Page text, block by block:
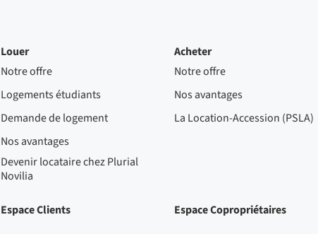
Louer
Notre offre
Logements étudiants
Demande de logement
Nos avantages
Devenir locataire chez Plurial
Novilia
Acheter
Notre offre
Nos avantages
La Location-Accession (PSLA)
Espace Clients Espace Copropriétaires